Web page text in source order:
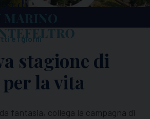
e i giorni
stagione di
la vita
fantasia, collega la campagna di